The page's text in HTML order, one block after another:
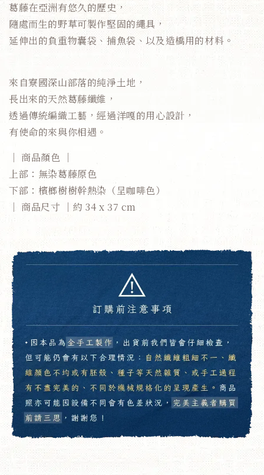
葛藤在亞洲有悠久的歷史，
隨處而生的野草可製作堅固的繩具，
延伸出的負重物囊袋、捕魚袋、以及造橋用的材料。
來自寮國深山部落的純淨土地，
長出來的天然葛藤纖維，
透過傳統編織工藝，經過洋嘎的用心設計，
有使命的來與你相遇。
｜ 商品顏色 ｜
上部：無染葛藤原色
下部：檳榔樹樹幹熱染（呈咖啡色）
｜ 商品尺寸 ｜約 34 x 37 cm